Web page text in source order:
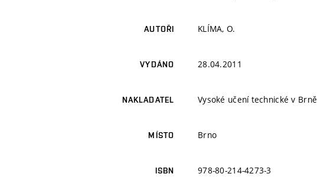
AUTOŘI KLÍMA, O.
VYDÁNO 28.04.2011
NAKLADATEL Vysoké učení technické v Brně
MÍSTO Brno
ISBN 978-80-214-4273-3